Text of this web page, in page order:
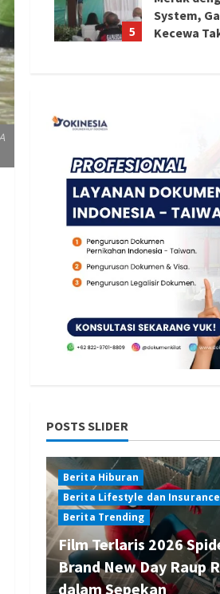
5
System,
Kecewa
POSTS SLIDER
Berita Hiburan
Berita Lifestyle dan Insurance
Berita Trending
Film Terlaris 2026
Brand New Day Raup
dalam Sepekan